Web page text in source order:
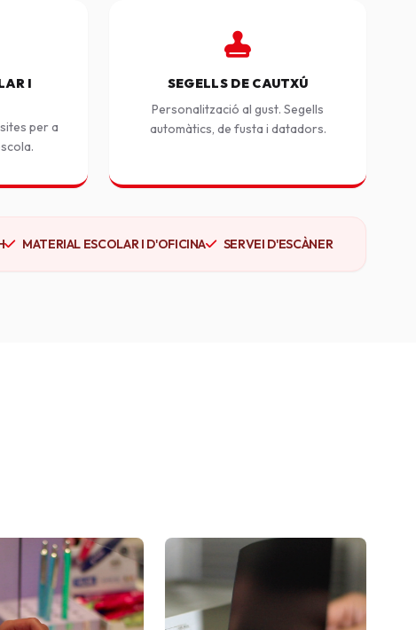
I
per a
SEGELLS DE CAUTXÚ
Personalització al gust. Segells
automàtics, de fusta i datadors.
MATERIAL ESCOLAR I D'OFICINA SERVEI D'ESCÀNER